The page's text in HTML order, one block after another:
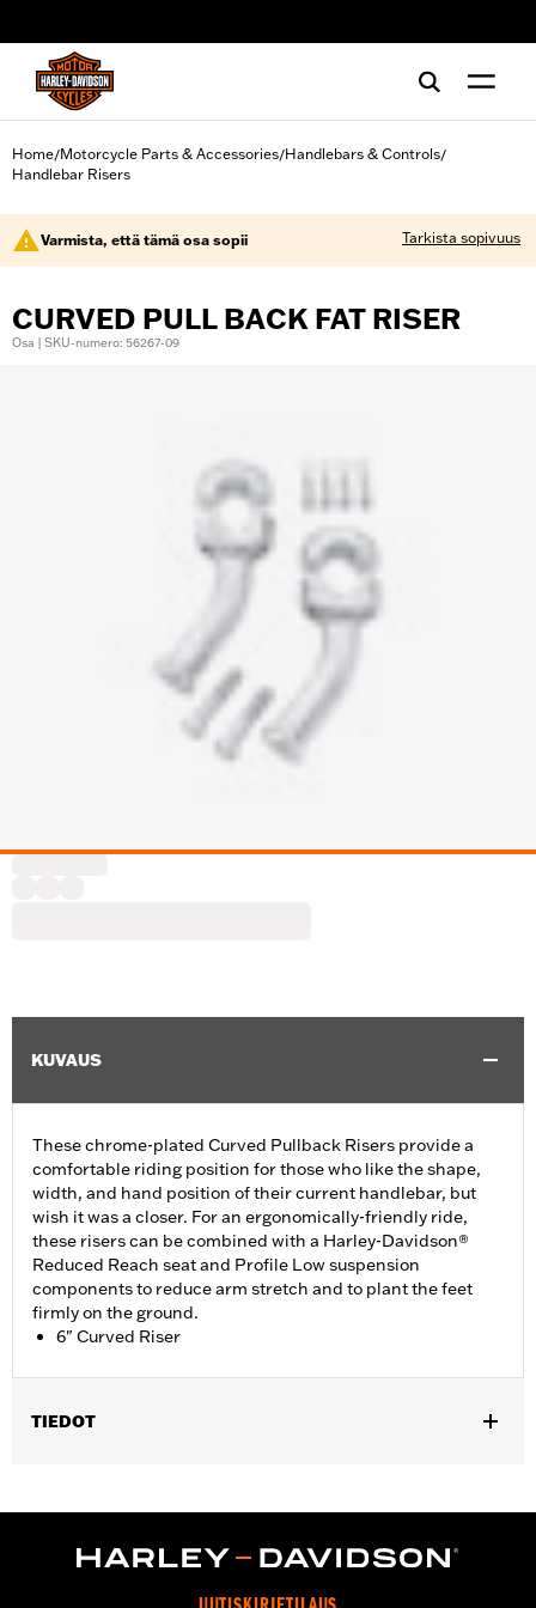
Home/Motorcycle Parts & Accessories/Handlebars & Controls/
Handlebar Risers
Varmista, että tämä osa sopii Tarkista sopivuus
CURVED PULL BACK FAT RISER
Osa | SKU-numero: 56267-09
KUVAUS
These chrome-plated Curved Pullback Risers provide a
comfortable riding position for those who like the shape,
width, and hand position of their current handlebar, but
wish it was a closer. For an ergonomically-friendly ride,
these risers can be combined with a Harley-Davidson®
Reduced Reach seat and Profile Low suspension
components to reduce arm stretch and to plant the feet
firmly on the ground.
6" Curved Riser
TIEDOT
Softail models. Requires separate purchase of additional
components. See your dealer for details.
Installation Instructions